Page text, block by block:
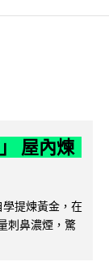
屋內煉
提煉黃金，在
刺鼻濃煙，驚